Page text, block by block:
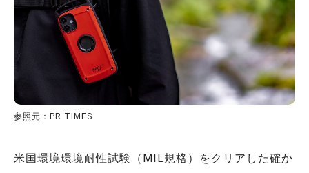
参照元：PR TIMES
米国環境環境耐性試験（MIL規格）をクリアした確か